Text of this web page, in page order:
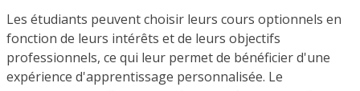
Les étudiants peuvent choisir leurs cours optionnels en
fonction de leurs intérêts et de leurs objectifs
professionnels, ce qui leur permet de bénéficier d'une
expérience d'apprentissage personnalisée. Le